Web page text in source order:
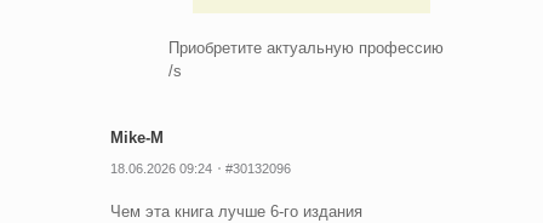
Приобретите актуальную профессию
/s
Mike-M
18.06.2026 09:24 #30132096
Чем эта книга лучше 6-го издания